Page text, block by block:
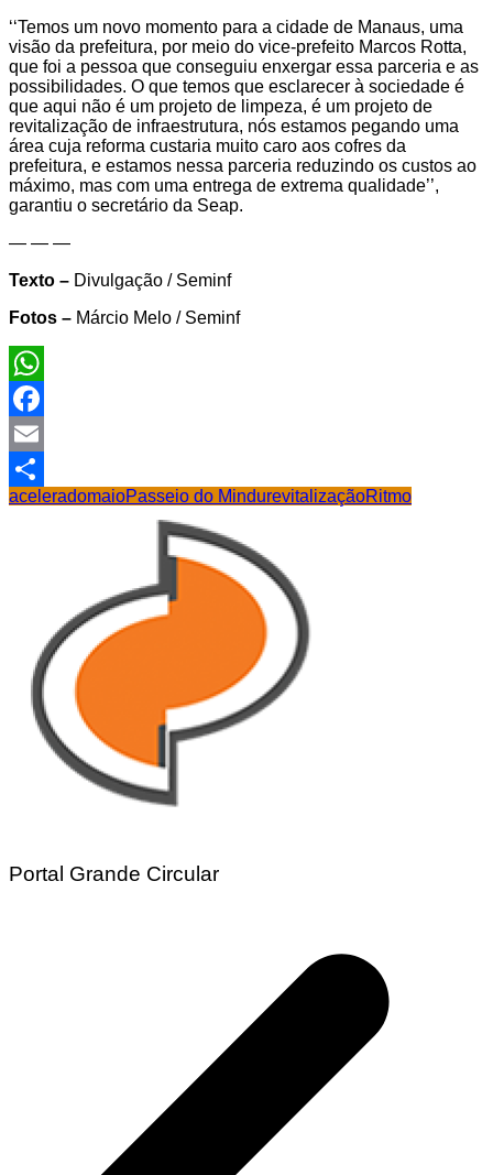
‘‘Temos um novo momento para a cidade de Manaus, uma
visão da prefeitura, por meio do vice-prefeito Marcos Rotta,
que foi a pessoa que conseguiu enxergar essa parceria e as
possibilidades. O que temos que esclarecer à sociedade é
que aqui não é um projeto de limpeza, é um projeto de
revitalização de infraestrutura, nós estamos pegando uma
área cuja reforma custaria muito caro aos cofres da
prefeitura, e estamos nessa parceria reduzindo os custos ao
máximo, mas com uma entrega de extrema qualidade’’,
garantiu o secretário da Seap.
— — —
Texto – Divulgação / Seminf
Fotos – Márcio Melo / Seminf
WhatsApp
Facebook
Email
Share
aceleradomaioPasseio do MindurevitalizaçãoRitmo
Portal Grande Circular